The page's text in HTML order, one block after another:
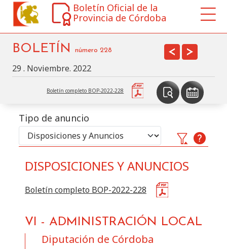
Boletín Oficial de la
Provincia de Córdoba
BOLETÍN número 228
29 . Noviembre. 2022
< >
Boletín completo BOP-2022-228
Tipo de anuncio
Buscar Disposiciones y Anuncios
Anunciante
DISPOSICIONES Y ANUNCIOS
Boletín completo BOP-2022-228
VI - ADMINISTRACIÓN LOCAL
Diputación de Córdoba